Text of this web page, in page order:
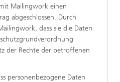
Mailingwork einen
abgeschlossen. Durch
dass sie die Daten
der Rechte der betroffenen
personenbezogene Daten